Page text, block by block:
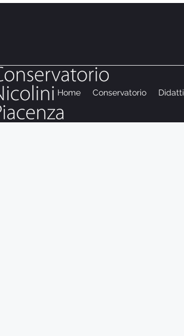
Home Conservatorio